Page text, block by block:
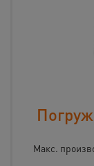
Макс.